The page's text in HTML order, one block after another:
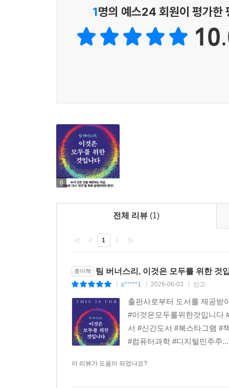
이 모든 데이터를 한곳에 모을 수 있다면, 우리
선에 둬야 한다는 확고한 사회적 통념이 이미 우
기밀 보장 권한, 그리고 높은 직업적 기준을 통해
하다면 유사한 규제를 도입할 수 있지 않을까
--- p.361
맴돌고 있었다. 이 용어는 2006년 닥 시얼스Doc
혁명적 영향을 정확히 예측해 초기에 널리 읽혔던
라, 선언문은 95개 조항으로 구성되었다.) 나와
결되는, 소셜 미디어가 주도하는 세상이다. 닥은 ‘
도 경제에서는 구매자가 시장에 자신이 구매하고
한 가지 우리에게 유리한 환경도 있다. 예전에는
시간이 지나면서, 나는 사람들이 이미 이해하고
고 ‘데이터 지갑’으로 전환해야 한다는 점을 최
다. 은행과 정부를 참여시키고자 한다면, 반드시
인공지능을 선한 목적으로 활용할 것이다. 전 영
AI가 우리를 대신해 판단하는 시대일수록, 그
왜 우리는 스마트폰을 잠깐 확인하려다 한 시
단순하다. 오늘날 인터넷은 우리의 ‘의도’가 아니
2006년 닥 시얼스(Doc Searls)는 클릭이 이익과
economy)’를 주창했다. 주목 경제가 지배하는
웹의 역사를 돌이켜보면, 문서를 다루는 HTML
정립된 적이 없다. 이 공백을 틈타 거대 소셜 미
클릭이 곧 수익이 되는 구조 속에서 기업들이 조
팀 버너스리는 이를 해결할 대안으로 ‘의도 경
알고리즘이 우리의 욕망을 조종하는 것이 아니
일을 실효성 있게 해주는 세상을 상상해 보라.
데이터 주권은 이러한 전환을 가능하게 하는 핵
경제에서 의도 경제로 넘어가는 길을 연다. 이 기
첫째, 알고리즘 조작으로부터 사용자를 해방시
1명의 예스24 회원이 평가한
6
전체 리뷰 (1)
1
종이책 팀 버너스리, 이것은 모두를 위한 것
p*****1 2026-06-03 신고
출판사로부터 도서를 제공받
#이것은모두를위한것입니다
서 #신간도서 #북스타그램 #
#컴퓨터과학 #디지털민주주
이 리뷰가 도움이 되었나요?